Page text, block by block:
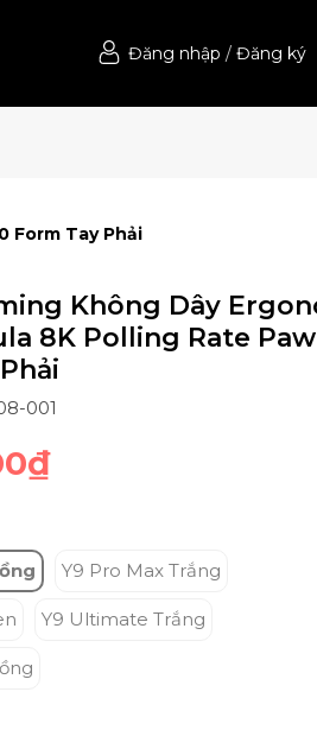
Đăng nhập / Đăng ký
Form Tay Phải
Không Dây
8K Polling Rate
001
Y9 Pro Max Trắng
Y9 Ultimate Trắng